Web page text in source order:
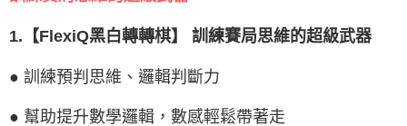
1.【FlexiQ黑白轉轉棋】 訓練賽局思維的超級武器
● 訓練預判思維、邏輯判斷力
● 幫助提升數學邏輯，數感輕鬆帶著走